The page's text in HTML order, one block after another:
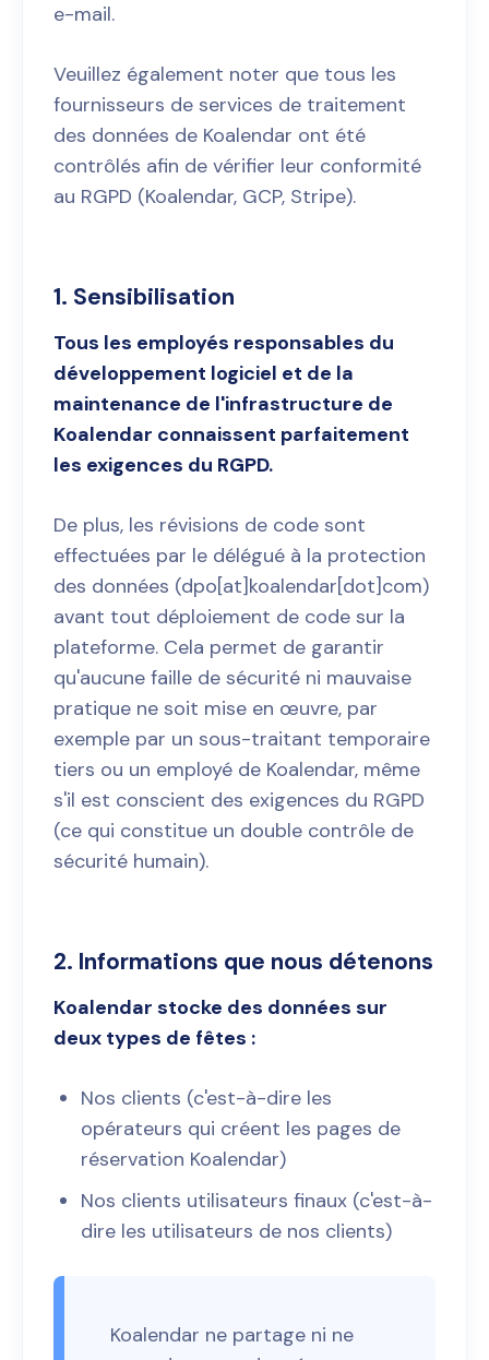
e-mail.
Veuillez également noter que tous les
fournisseurs de services de traitement
des données de Koalendar ont été
contrôlés afin de vérifier leur conformité
au RGPD (Koalendar, GCP, Stripe).
1. Sensibilisation
Tous les employés responsables du
développement logiciel et de la
maintenance de l'infrastructure de
Koalendar connaissent parfaitement
les exigences du RGPD.
De plus, les révisions de code sont
effectuées par le délégué à la protection
des données (dpo[at]koalendar[dot]com)
avant tout déploiement de code sur la
plateforme. Cela permet de garantir
qu'aucune faille de sécurité ni mauvaise
pratique ne soit mise en œuvre, par
exemple par un sous-traitant temporaire
tiers ou un employé de Koalendar, même
s'il est conscient des exigences du RGPD
(ce qui constitue un double contrôle de
sécurité humain).
2. Informations que nous détenons
Koalendar stocke des données sur
deux types de fêtes :
Nos clients (c'est-à-dire les
opérateurs qui créent les pages de
réservation Koalendar)
Nos clients utilisateurs finaux (c'est-à-
dire les utilisateurs de nos clients)
Koalendar ne partage ni ne